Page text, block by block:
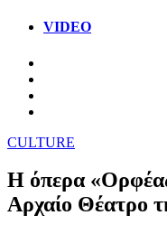
VIDEO
CULTURE
Η όπερα
Αρχαίο Θέατρο